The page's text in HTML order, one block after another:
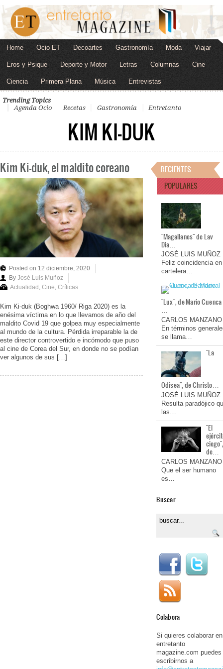
Home Ocio ET Decoartes Gastronomía Moda Viajar
Eros y Psique Deporte y Motor Letras Columnas Cine
Ciencia Primera Plana Música Entrevistas
Trending Topics
Agenda Ocio
Recetas Gastronomía Entretanto
KIM KI-DUK
Kim Ki-duk, el maldito coreano
Posted on 12 diciembre, 2020
By José Luis Muñoz
Actualidad, Cine, Críticas
Kim Ki-duk (Boghwa 1960/ Riga 2020) es la
enésima víctima en lo que llevamos de año del
maldito Covid 19 que golpea muy especialmente
al mundo de la cultura. Pérdida irreparable la de
este director controvertido e incómodo que puso
al cine de Corea del Sur, en donde no se podían
ver algunos de sus […]
RECIENTES
POPULARES
"Magallanes" de Lav
Dia…
JOSÉ LUIS MUÑOZ
Feliz coincidencia en
cartelera…
"Lux", de Mario Cuenca
…
CARLOS MANZANO
En términos
se llama…
"La
Odisea", de Christo…
JOSÉ LUIS MUÑOZ
Resulta paradójico
las…
"El
de…
CARLOS MANZANO
Que el ser humano
es…
Buscar
Colabora
Si quieres colaborar en
entretanto
magazine.com puedes
escribirnos a